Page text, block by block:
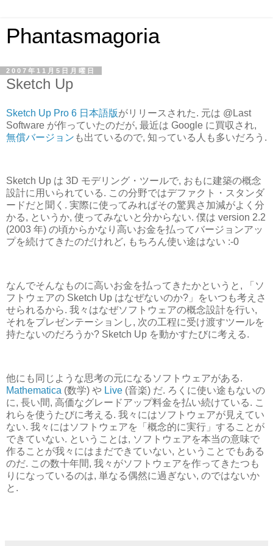
Phantasmagoria
2007年11月5日月曜日
Sketch Up
Sketch Up Pro 6 日本語版がリリースされた. 元は @Last
Software が作っていたのだが, 最近は Google に買収され,
無償バージョン も出ているので, 知っている人も多いだろう.
Sketch Up は 3D モデリング・ツールで, おもに建築の概念
設計に用いられている. この分野ではデファクト・スタンダ
ードだと聞く. 実際に使ってみればその驚異さ加減がよく分
かる, というか, 使ってみないと分からない. 僕は version 2.2
(2003 年) の頃からかなり高いお金を払ってバージョンアッ
プを続けてきたのだけれど, もちろん使い途はない :-0
なんでそんなものに高いお金を払ってきたかというと, 「ソ
フトウェアの Sketch Up はなぜないのか?」をいつも考えさ
せられるから. 我々はなぜソフトウェアの概念設計を行い,
それをプレゼンテーションし, 次の工程に受け渡すツールを
持たないのだろうか? Sketch Up を動かすたびに考える.
他にも同じような思考の元になるソフトウェアがある.
Mathematica (数学) や Live (音楽) だ. ろくに使い途もないの
に, 長い間, 高価なグレードアップ料金を払い続けている. こ
れらを使うたびに考える. 我々にはソフトウェアが見えてい
ない. 我々にはソフトウェアを「概念的に実行」することが
できていない. ということは, ソフトウェアを本当の意味で
作ることが我々にはまだできていない, ということでもある
のだ. この数十年間, 我々がソフトウェアを作ってきたつも
りになっているのは, 単なる偶然に過ぎない, のではないか
と.